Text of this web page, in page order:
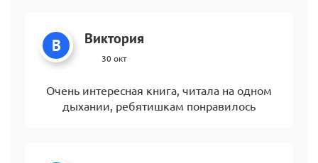
В Виктория
30 окт
Очень интересная книга, читала на одном
дыхании, ребятишкам понравилось